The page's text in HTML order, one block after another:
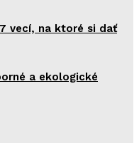
vecí, na ktoré si dať
a ekologické